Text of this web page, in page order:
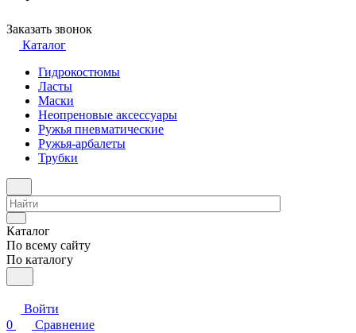
Заказать звонок
Каталог
Гидрокостюмы
Ласты
Маски
Неопреновые аксессуары
Ружья пневматические
Ружья-арбалеты
Трубки
Каталог
По всему сайту
По каталогу
Войти
0
Сравнение